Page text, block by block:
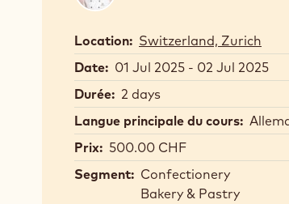
Location: Switzerland, Zurich
Date: 01 Jul 2025 - 02 Jul 2025
Durée: 2 days
Langue principale du cours:
Prix: 500.00 CHF
Segment: Confectionery
Bakery & Pastry